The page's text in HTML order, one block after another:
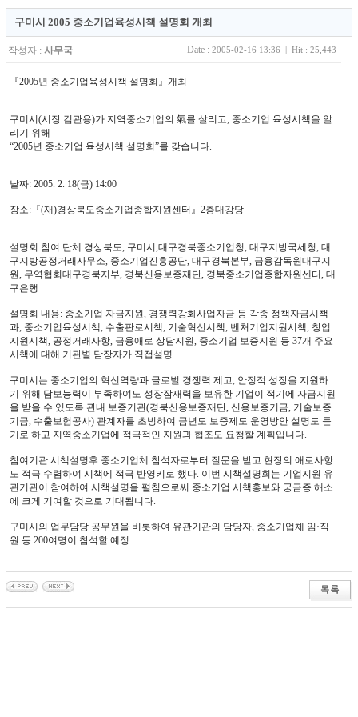
구미시 2005 중소기업육성시책 설명회 개최
작성자 : 사무국 Date : 2005-02-16 13:36 | Hit : 25,443
『2005년 중소기업육성시책 설명회』개최
구미시(시장 김관용)가 지역중소기업의 氣를 살리고, 중소기업 육성시책을 알
리기 위해
“2005년 중소기업 육성시책 설명회”를 갖습니다.
날짜: 2005. 2. 18(금) 14:00
장소:『(재)경상북도중소기업종합지원센터』2층대강당
설명회 참여 단체:경상북도, 구미시,대구경북중소기업청, 대구지방국세청, 대
구지방공정거래사무소, 중소기업진흥공단, 대구경북본부, 금융감독원대구지
원, 무역협회대구경북지부, 경북신용보증재단, 경북중소기업종합자원센터, 대
구은행
설명회 내용: 중소기업 자금지원, 경쟁력강화사업자금 등 각종 정책자금시책
과, 중소기업육성시책, 수출판로시책, 기술혁신시책, 벤처기업지원시책, 창업
지원시책, 공정거래사항, 금융애로 상담지원, 중소기업 보증지원 등 37개 주요
시책에 대해 기관별 담장자가 직접설명
구미시는 중소기업의 혁신역량과 글로벌 경쟁력 제고, 안정적 성장을 지원하
기 위해 담보능력이 부족하여도 성장잠재력을 보유한 기업이 적기에 자금지원
을 받을 수 있도록 관내 보증기관(경북신용보증재단, 신용보증기금, 기술보증
기금, 수출보험공사) 관계자를 초빙하여 금년도 보증제도 운영방안 설명도 듣
기로 하고 지역중소기업에 적극적인 지원과 협조도 요청할 계획입니다.
참여기관 시책설명후 중소기업체 참석자로부터 질문을 받고 현장의 애로사항
도 적극 수렴하여 시책에 적극 반영키로 했다. 이번 시책설명회는 기업지원 유
관기관이 참여하여 시책설명을 펼침으로써 중소기업 시책홍보와 궁금증 해소
에 크게 기여할 것으로 기대됩니다.
구미시의 업무담당 공무원을 비롯하여 유관기관의 담당자, 중소기업체 임·직
원 등 200여명이 참석할 예정.